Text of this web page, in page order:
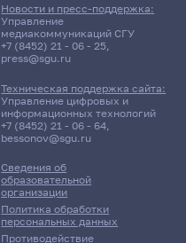
Сведения об
образовательной
организации
Политика обработки
персональных данных
Противодействие
Новости и пресс-поддержка:
Управление
медиакоммуникаций СГУ
+7 (8452) 21 - 06 - 25,
press@sgu.ru
Техническая поддержка сайта:
Управление цифровых и
информационных технологий
+7 (8452) 21 - 06 - 64,
bessonov@sgu.ru